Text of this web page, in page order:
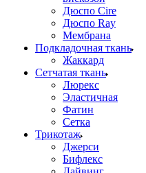
Дюспо Cire
Дюспо Ray
Мембрана
Подкладочная ткань
Жаккард
Сетчатая ткань
Люрекс
Эластичная
Фатин
Сетка
Трикотаж
Джерси
Бифлекс